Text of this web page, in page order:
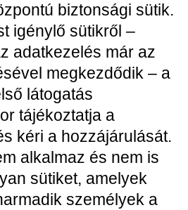
biztonsági sütik.
igénylő sütikről –
adatkezelés már az
megkezdődik – a
látogatás
tájékoztatja a
kéri a hozzájárulását.
alkalmaz és nem is
sütiket, amelyek
személyek a